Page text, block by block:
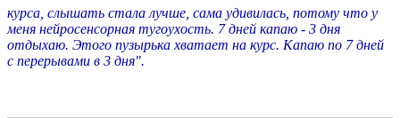
курса, слышать стала лучше, сама удивилась, потому что у
меня нейросенсорная тугоухость. 7 дней капаю - 3 дня
отдыхаю. Этого пузырька хватает на курс. Капаю по 7 дней
с перерывами в 3 дня".